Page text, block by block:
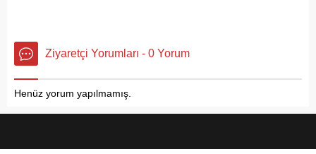
Ziyaretçi Yorumları - 0 Yorum
Henüz yorum yapılmamış.